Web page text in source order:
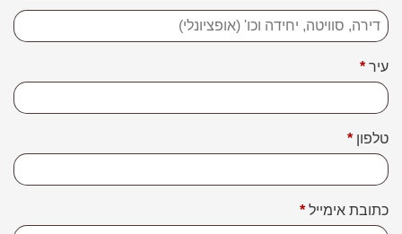
דירה,
יחידה
וכו'
עיר *
טלפון *
כתובת אימייל *